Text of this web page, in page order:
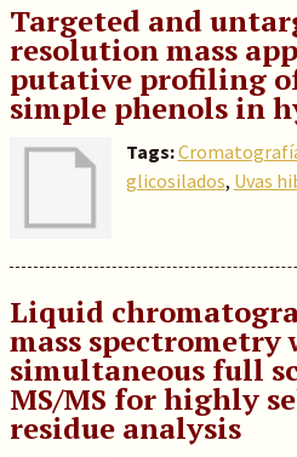
Targeted and
resolution mass
putative profiling
simple phenols in
Tags:
glicosilados, Uvas
Liquid
mass spectrometry
simultaneous full
MS/MS for highly
residue analysis